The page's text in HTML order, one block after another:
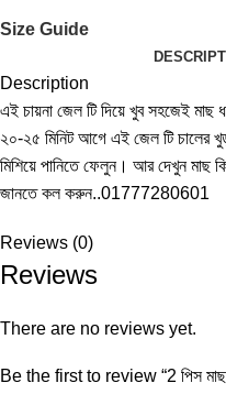
Size Guide
Description
এই চায়না জেল টি দিয়ে খুব সহজেই মাছ
২০-২৫ মিনিট আগে এই জেল টি চালের
মিশিয়ে পানিতে ফেলুন। আর দেখুন মাছ
জানতে কল করুন..01777280601
Reviews (0)
Reviews
There are no reviews yet.
Be the first to review “2 পিস মাছ